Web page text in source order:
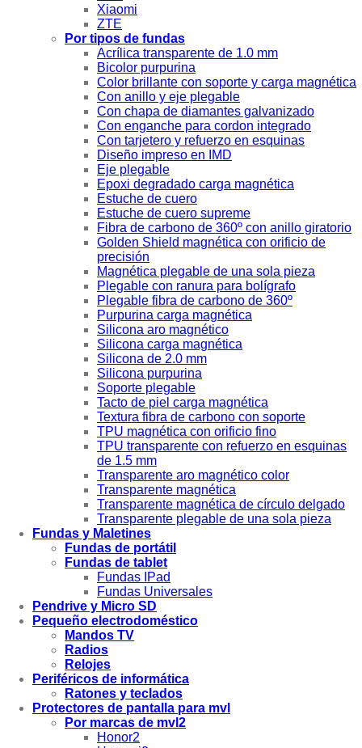
Xiaomi
ZTE
Por tipos de fundas
Acrílica transparente de 1.0 mm
Bicolor purpurina
Color brillante con soporte y carga magnética
Con anillo y eje plegable
Con chapa de diamantes galvanizado
Con enganche para cordon integrado
Con tarjetero y refuerzo en esquinas
Diseño impreso en IMD
Eje plegable
Epoxi degradado carga magnética
Estuche de cuero
Estuche de cuero supreme
Fibra de carbono de 360º con anillo giratorio
Golden Shield magnética con orificio de
precisión
Magnética plegable de una sola pieza
Plegable con ranura para bolígrafo
Plegable fibra de carbono de 360º
Purpurina carga magnética
Silicona aro magnético
Silicona carga magnética
Silicona de 2.0 mm
Silicona purpurina
Soporte plegable
Tacto de piel carga magnética
Textura fibra de carbono con soporte
TPU magnética con orificio fino
TPU transparente con refuerzo en esquinas
de 1.5 mm
Transparente aro magnético color
Transparente magnética
Transparente magnética de círculo delgado
Transparente plegable de una sola pieza
Fundas y Maletines
Fundas de portátil
Fundas de tablet
Fundas IPad
Fundas Universales
Pendrive y Micro SD
Pequeño electrodoméstico
Mandos TV
Radios
Relojes
Periféricos de informática
Ratones y teclados
Protectores de pantalla para mvl
Por marcas de mvl2
Honor2